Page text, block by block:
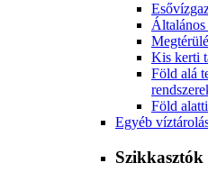
Általános
Kis kerti
Föld alá
Föld
Egyéb
Szikkasztók